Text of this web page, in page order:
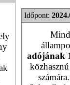
Időpont:
adójának